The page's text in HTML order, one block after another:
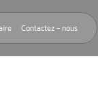
Actualités Devenir